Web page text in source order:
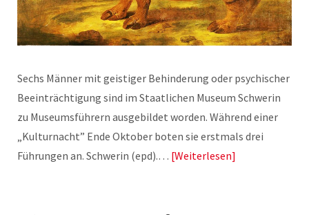
Sechs Männer mit geistiger Behinderung oder psychischer
Beeinträchtigung sind im Staatlichen Museum Schwerin
zu Museumsführern ausgebildet worden. Während einer
„Kulturnacht” Ende Oktober boten sie erstmals drei
Führungen an. Schwerin (epd).… Weiterlesen